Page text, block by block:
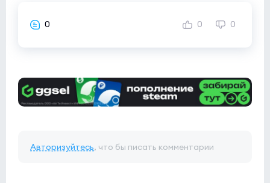
0 0 0
Авторизуйтесь, что бы писать комментарии